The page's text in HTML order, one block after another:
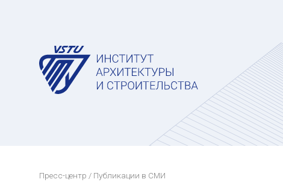
Пресс-центр / Публикации в СМИ